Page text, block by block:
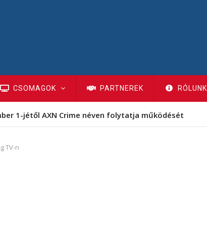
CSOMAGOK PARTNEREK RÓLUNK
1-jétől AXN Crime néven folytatja működését
TV-n